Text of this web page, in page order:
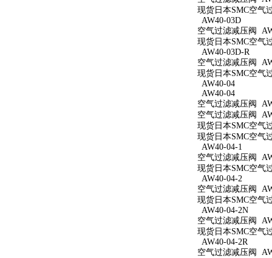
现货日本SMC空气
AW40-03D
空气过滤减压阀
现货日本SMC空气
AW40-03D-R
空气过滤减压阀
现货日本SMC空气
AW40-04
AW40-04
空气过滤减压阀
空气过滤减压阀
现货日本SMC空气
现货日本SMC空气
AW40-04-1
空气过滤减压阀
现货日本SMC空气
AW40-04-2
空气过滤减压阀
现货日本SMC空气
AW40-04-2N
空气过滤减压阀
现货日本SMC空气
AW40-04-2R
空气过滤减压阀